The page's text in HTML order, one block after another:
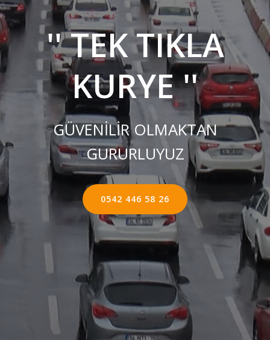
'' TEK TIKLA
KURYE ''
GÜVENİLİR OLMAKTAN
GURURLUYUZ
0542 446 58 26